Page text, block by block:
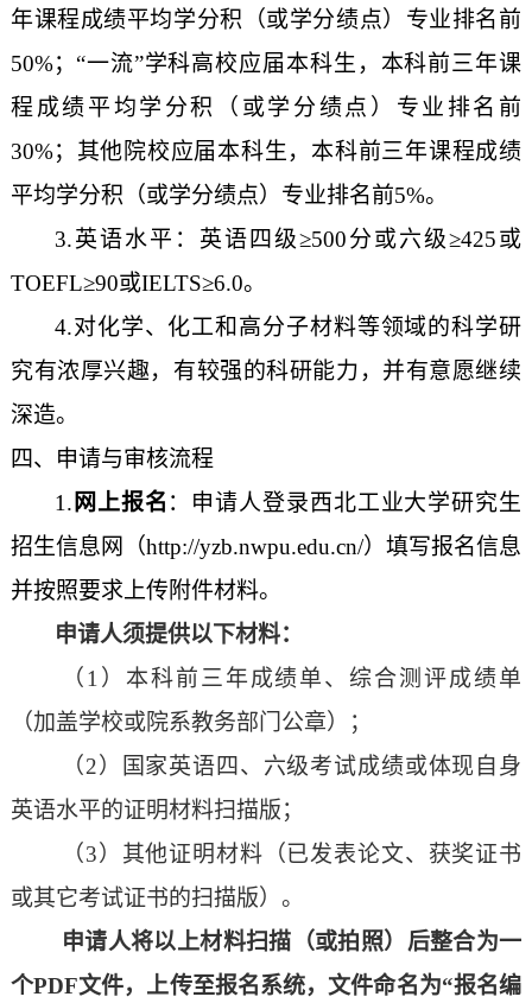
年课程成绩平均学分积（或学分绩点）专业排名前
50%； “一流”学科高校应届本科生， 本科前三年课
程成绩平均学分积（或学分绩点）专业排名前
30%；其他院校应届本科生，本科前三年课程成绩
平均学分积（或学分绩点）专业排名前5%。
3.英语水平：英语四级≥500分或六级≥425或
TOEFL≥90或IELTS≥6.0。
4.对化学、化工和高分子材料等领域的科学研
究有浓厚兴趣，有较强的科研能力，并有意愿继续
深造。
四、申请与审核流程
1. 网上报名 ： 申请人登录西北工业大学研究生
招生信息网（http://yzb.nwpu.edu.cn/）填写报名信息
并按照要求上传附件材料。
申请人须提供以下材料：
（ 1 ）本科前三年成绩单、综合测评成绩单
（加盖学校或院系教务部门公章）
；
（2）
国家英语四、六级考试成绩或体现自身
英语水平的证明材料扫描版；
（3） 其他证明材料（已发表论文、获奖证书
或其它考试证书的扫描版） 。
申请人将以上材料扫描（或拍照）后整合为一
个PDF文件，上传至报名系统，文件命名为“报名编